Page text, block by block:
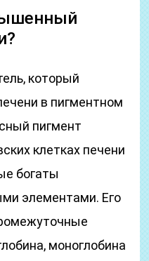
который
в пигментном
пигмент
клетках печени
богаты
элементами. Его
моноглобина